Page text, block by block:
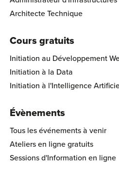
Architecte Technique
Cours gratuits
Initiation au Développement
Initiation à la Data
Initiation à l'Intelligence
Évènements
Tous les événements à venir
Ateliers en ligne gratuits
Sessions d'Information en ligne